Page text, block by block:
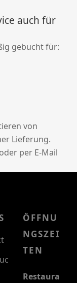
auch für
gebucht für:
von
Lieferung.
oder per E-Mail
ÖFFNU
NGSZEI
TEN
Restaura